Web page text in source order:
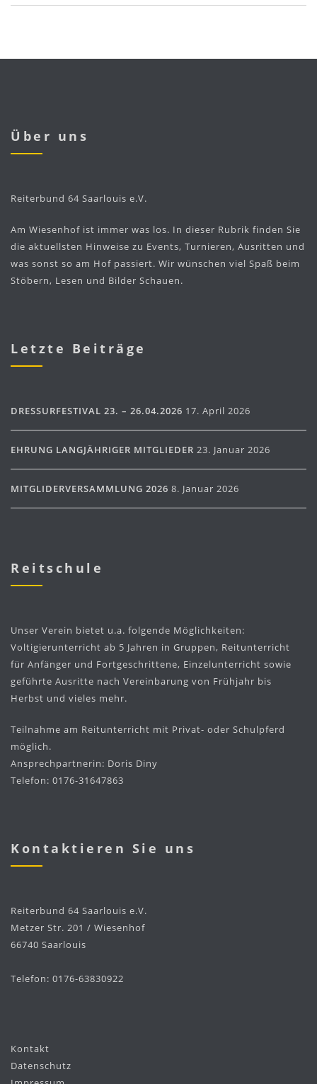
Über uns
Reiterbund 64 Saarlouis e.V.
Am Wiesenhof ist immer was los. In dieser Rubrik finden Sie
die aktuellsten Hinweise zu Events, Turnieren, Ausritten und
was sonst so am Hof passiert. Wir wünschen viel Spaß beim
Stöbern, Lesen und Bilder Schauen.
Letzte Beiträge
DRESSURFESTIVAL 23. – 26.04.2026 17. April 2026
EHRUNG LANGJÄHRIGER MITGLIEDER 23. Januar 2026
MITGLIDERVERSAMMLUNG 2026 8. Januar 2026
Reitschule
Unser Verein bietet u.a. folgende Möglichkeiten:
Voltigierunterricht ab 5 Jahren in Gruppen, Reitunterricht
für Anfänger und Fortgeschrittene, Einzelunterricht sowie
geführte Ausritte nach Vereinbarung von Frühjahr bis
Herbst und vieles mehr.
Teilnahme am Reitunterricht mit Privat- oder Schulpferd
möglich.
Ansprechpartnerin: Doris Diny
Telefon: 0176-31647863
Kontaktieren Sie uns
Reiterbund 64 Saarlouis e.V.
Metzer Str. 201 / Wiesenhof
66740 Saarlouis
Telefon: 0176-63830922
Kontakt
Datenschutz